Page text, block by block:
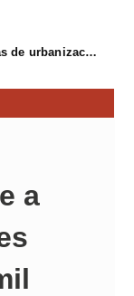
Avanzan las obras de urbanización del parque de La Reconquista, en los terrenos del antiguo matadero de Pola de Siero
a